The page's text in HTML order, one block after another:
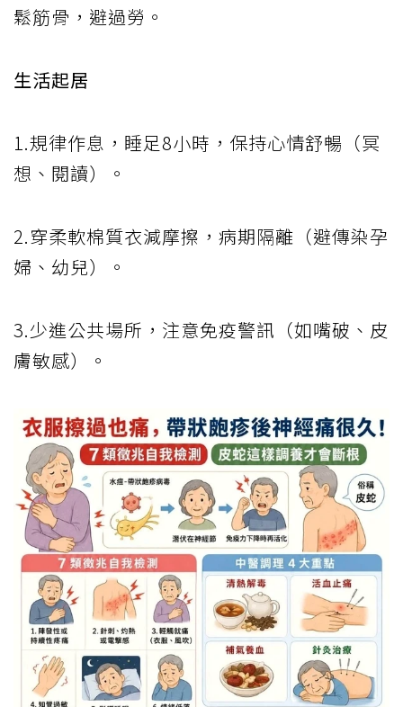
鬆筋骨，避過勞。
生活起居
1.規律作息，睡足8小時，保持心情舒暢（冥
想、閱讀）。
2.穿柔軟棉質衣減摩擦，病期隔離（避傳染孕
婦、幼兒）。
3.少進公共場所，注意免疫警訊（如嘴破、皮
膚敏感）。